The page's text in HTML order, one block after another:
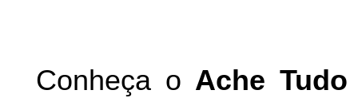
Conheça o Ache